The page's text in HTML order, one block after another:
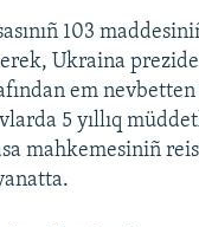
103
Ukraina
em nevbetten
5 yıllıq
mahkemesiniñ